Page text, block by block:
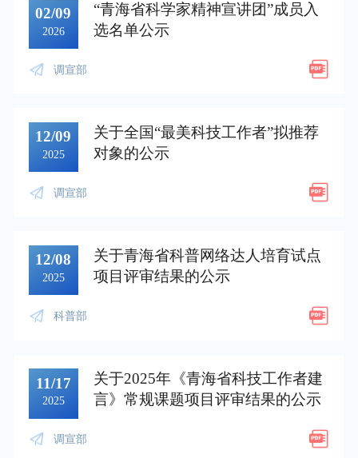
02/09
2026
“青海省科学家精神宣讲团”成员入
选名单公示
调宣部
12/09
2025
关于全国“最美科技工作者”拟推荐
对象的公示
调宣部
12/08
2025
关于青海省科普网络达人培育试点
项目评审结果的公示
科普部
11/17
2025
关于2025年《青海省科技工作者建
言》常规课题项目评审结果的公示
调宣部